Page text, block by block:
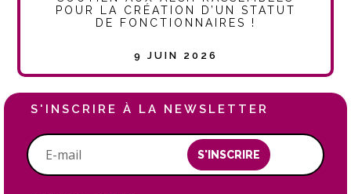
POUR LA CRÉATION D’UN STATUT
DE FONCTIONNAIRES !
9 JUIN 2026
S'INSCRIRE À LA NEWSLETTER
S'INSCRIRE